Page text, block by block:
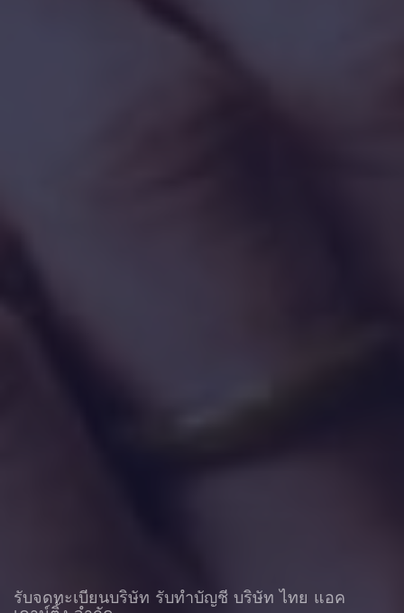
รับจดทะเบียนบริษัท รับทําบัญชี บริษัท ไทย แอค